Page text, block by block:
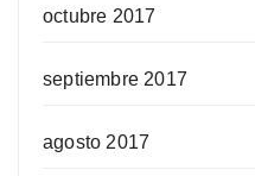
octubre 2017
septiembre 2017
agosto 2017